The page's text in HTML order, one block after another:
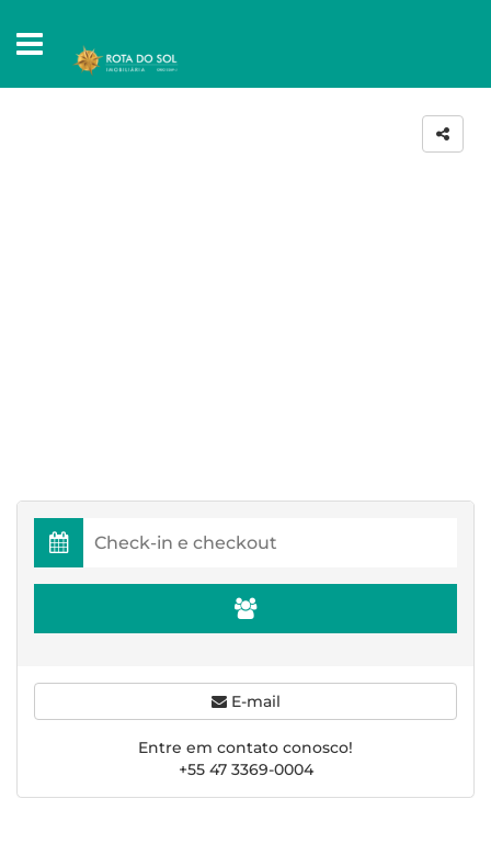
E-mail
Entre em contato conosco!
+55 47 3369-0004